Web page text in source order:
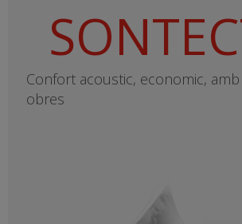
Confort acoustic, economic,
obres